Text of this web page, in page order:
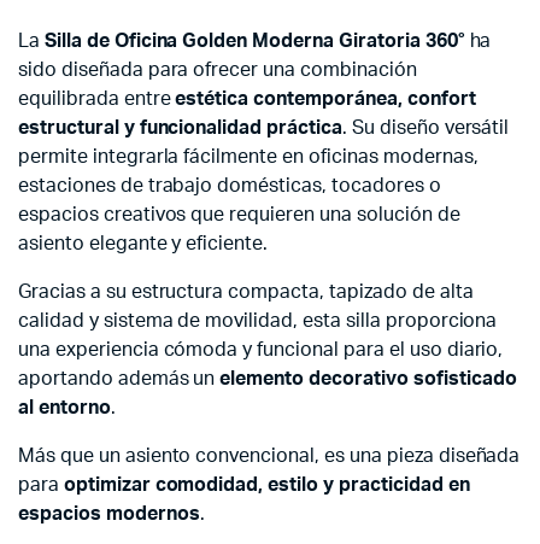
La Silla de Oficina Golden Moderna Giratoria 360° ha
sido diseñada para ofrecer una combinación
equilibrada entreestética contemporánea, confort
estructural y funcionalidad práctica. Su diseño versátil
permite integrarla fácilmente en oficinas modernas,
estaciones de trabajo domésticas, tocadores o
espacios creativos que requieren una solución de
asiento elegante y eficiente.
Gracias a su estructura compacta, tapizado de alta
calidad y sistema de movilidad, esta silla proporciona
una experiencia cómoda y funcional para el uso diario,
aportando además unelemento decorativo sofisticado
al entorno.
Más que un asiento convencional, es una pieza diseñada
para optimizar comodidad, estilo y practicidad en
espacios modernos.